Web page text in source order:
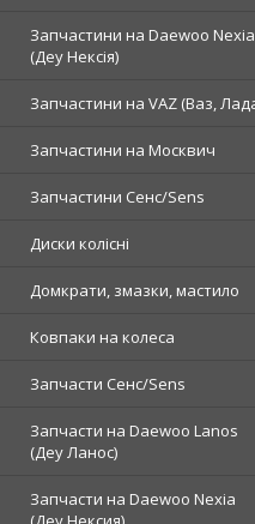
Запчастини на Daewoo Nexia
(Деу Нексія)
Запчастини на VAZ (Ваз,
Запчастини на Москвич
Запчастини Сенс/Sens
Диски колісні
Домкрати, змазки, мастило
Ковпаки на колеса
Запчасти Сенс/Sens
Запчасти на Daewoo Lanos
(Деу Ланос)
Запчасти на Daewoo Nexia